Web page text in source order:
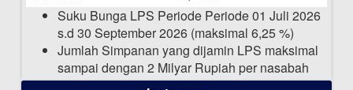
Suku Bunga LPS Periode Periode 01 Juli 2026
s.d 30 September 2026 (maksimal 6,25 %)
Jumlah Simpanan yang dijamin LPS maksimal
sampai dengan 2 Milyar Rupiah per nasabah
dalam satu bank